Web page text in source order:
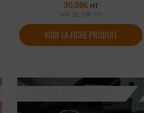
30,08€ HT
soit 36,10€ TTC
VOIR LA FICHE PRODUIT